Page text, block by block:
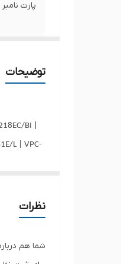
پارت
توضیحات
ظرفیت
تعداد
محل
توضیحات
BI |
L | VPC-
| VPC-نظرات
شما هم